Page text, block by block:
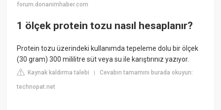
forum.donanimhaber.com
1 ölçek protein tozu nasıl hesaplanır?
Protein tozu üzerindeki kullanımda tepeleme dolu bir ölçek
(30 gram) 300 mililitre süt veya su ile karıştırınız yazıyor.
Kaynak kaldırma talebi |Cevabın tamamını burada okuyun:
technopat.net